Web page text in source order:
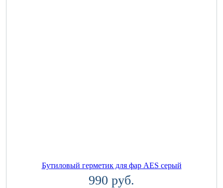
Бутиловый герметик для фар AES серый
990 руб.